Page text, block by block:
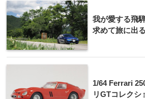
我が愛する飛
求めて旅に出る
1/64 Ferrari
リGTコレクシ